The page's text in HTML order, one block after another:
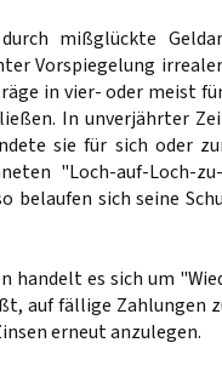
mißglückte
Vorspiegelung
in vier- oder meist
In unverjährter
sie für sich oder
"Loch-auf-Loch-
belaufen sich seine
handelt es sich um
auf fällige Zahlungen
erneut anzulegen.